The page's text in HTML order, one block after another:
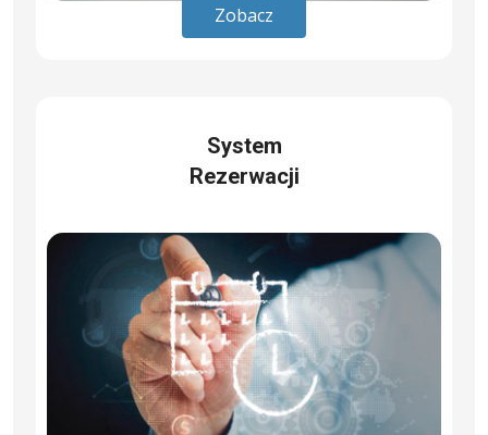
Zobacz
System
Rezerwacji